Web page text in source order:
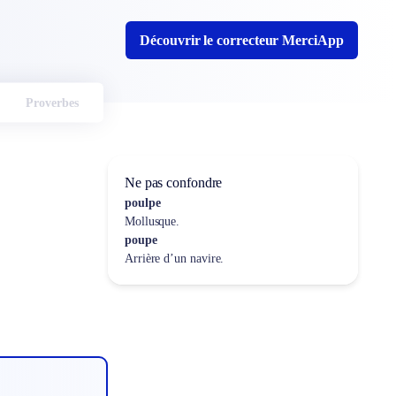
Découvrir le correcteur MerciApp
Proverbes
Ne pas confondre
poulpe
Mollusque.
poupe
Arrière d’un navire.